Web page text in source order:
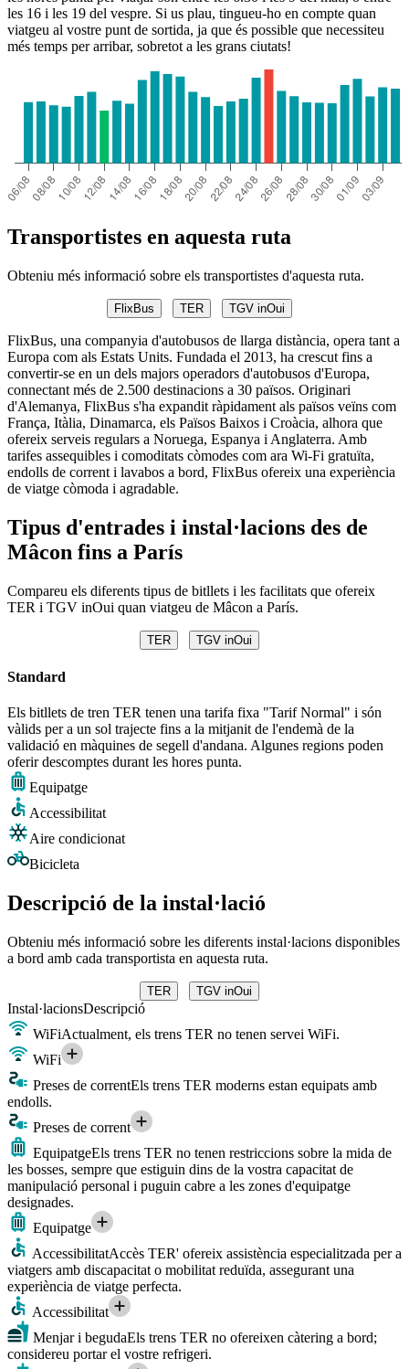
les 16 i les 19 del vespre. Si us plau, tingueu-ho en compte quan
viatgeu al vostre punt de sortida, ja que és possible que necessiteu
més temps per arribar, sobretot a les grans ciutats!
Transportistes en aquesta ruta
Obteniu més informació sobre els transportistes d'aquesta ruta.
FlixBus TER TGV inOui
FlixBus, una companyia d'autobusos de llarga distància, opera tant a
Europa com als Estats Units. Fundada el 2013, ha crescut fins a
convertir-se en un dels majors operadors d'autobusos d'Europa,
connectant més de 2.500 destinacions a 30 països. Originari
d'Alemanya, FlixBus s'ha expandit ràpidament als països veïns com
França, Itàlia, Dinamarca, els Països Baixos i Croàcia, alhora que
ofereix serveis regulars a Noruega, Espanya i Anglaterra. Amb
tarifes assequibles i comoditats còmodes com ara Wi-Fi gratuïta,
endolls de corrent i lavabos a bord, FlixBus ofereix una experiència
de viatge còmoda i agradable.
Tipus d'entrades i instal·lacions des de
Mâcon fins a París
Compareu els diferents tipus de bitllets i les facilitats que ofereix
TER i TGV inOui quan viatgeu de Mâcon a París.
TER TGV inOui
Standard
Els bitllets de tren TER tenen una tarifa fixa "Tarif Normal" i són
vàlids per a un sol trajecte fins a la mitjanit de l'endemà de la
validació en màquines de segell d'andana. Algunes regions poden
oferir descomptes durant les hores punta.
Equipatge
Accessibilitat
Aire condicionat
Bicicleta
Descripció de la instal·lació
Obteniu més informació sobre les diferents instal·lacions disponibles
a bord amb cada transportista en aquesta ruta.
TER TGV inOui
Instal·lacionsDescripció
WiFiActualment, els trens TER no tenen servei WiFi.
WiFi
Preses de correntEls trens TER moderns estan equipats amb
endolls.
Preses de corrent
EquipatgeEls trens TER no tenen restriccions sobre la mida de
les bosses, sempre que estiguin dins de la vostra capacitat de
manipulació personal i puguin cabre a les zones d'equipatge
designades.
Equipatge
AccessibilitatAccès TER' ofereix assistència especialitzada per a
viatgers amb discapacitat o mobilitat reduïda, assegurant una
experiència de viatge perfecta.
Accessibilitat
Menjar i begudaEls trens TER no ofereixen càtering a bord;
considereu portar el vostre refrigeri.